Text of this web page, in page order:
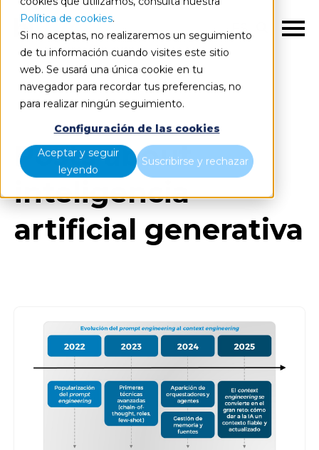
Política de cookies.
Si no aceptas, no realizaremos un seguimiento
de tu información cuando visites este sitio
web. Se usará una única cookie en tu
navegador para recordar tus preferencias, no
para realizar ningún seguimiento.
Configuración de las cookies
Aceptar y seguir
leyendo
Suscribirse y rechazar
ES
Blog Todos los artículos
Posts about
inteligencia
artificial generativa